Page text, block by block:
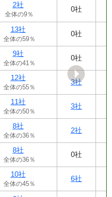
2社
全体の9％
0社
13社
全体の59％
0社
9社
全体の41％
0社
12社
全体の55％
3社
11社
全体の50％
3社
8社
全体の36％
2社
8社
全体の36％
0社
10社
全体の45％
6社